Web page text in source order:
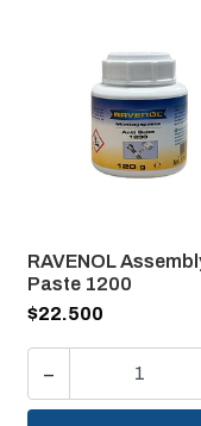
RAVENOL
Paste 1200
$22.500
-